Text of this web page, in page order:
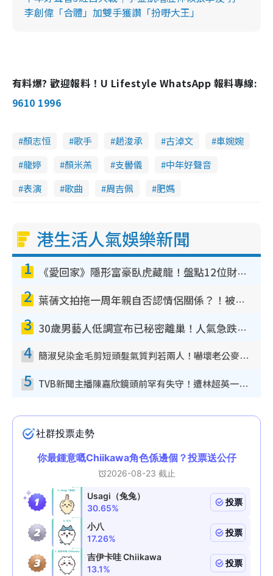
李創偉「合體」加雙手獲讚「扮嘢大王」
有料爆? 歡迎報料！U Lifestyle WhatsApp 報料專線:
9610 1996
顏志恒 歌手 趙浚承 古淖文
車婉婉
龍婷
顏米羔 支嚳儀
中年好聲音
表演
歌曲 周吉佩 肥媽
港生活人氣娛樂新聞
1 《愛回家》隱形富豪臥虎藏龍！盤點12位財氣逼人的有錢藝人：呢位靚女3億身家唔憂做
2 葉蒨文拍拖一周年親自否認情侶關係？！被質疑感情造假竟稱GM「普通同事」
3 30歲男藝人低調宣布已秘密離巢！人氣急跌變失蹤人口︰「這幾年過得並不容易」
4 簡淑兒染金毛剪短頭髮氣質判若兩人！嚇壞老公麥大力都認唔出：「你做咩事？」
5 TVB新聞主播陳嘉欣鏡頭前罕有失守！遭林超英一句說話突襲嚇親當場大笑